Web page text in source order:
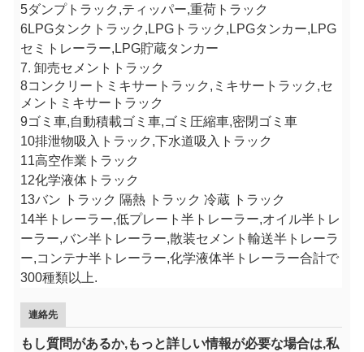
5ダンプトラック,ティッパー,重荷トラック
6LPGタンクトラック,LPGトラック,LPGタンカー,LPG
セミトレーラー,LPG貯蔵タンカー
7. 卸売セメントトラック
8コンクリートミキサートラック,ミキサートラック,セ
メントミキサートラック
9ゴミ車,自動積載ゴミ車,ゴミ圧縮車,密閉ゴミ車
10排泄物吸入トラック,下水道吸入トラック
11高空作業トラック
12化学液体トラック
13バン トラック 隔熱 トラック 冷蔵 トラック
14半トレーラー,低プレート半トレーラー,オイル半トレ
ーラー,バン半トレーラー,散装セメント輸送半トレーラ
ー,コンテナ半トレーラー,化学液体半トレーラー合計で
300種類以上.
連絡先
もし質問があるか,もっと詳しい情報が必要な場合は,私